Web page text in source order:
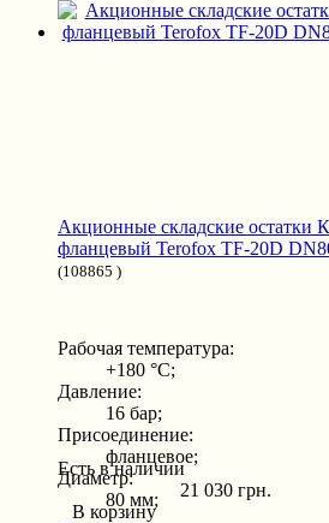
Акционные складские остатки
фланцевый Terofox TF-20D
(108865 )
Рабочая температура:
+180 °С;
Давление:
16 бар;
Присоединение:
фланцевое;
Диаметр:
80 мм;
Есть в наличии
21 030 грн.
В корзину